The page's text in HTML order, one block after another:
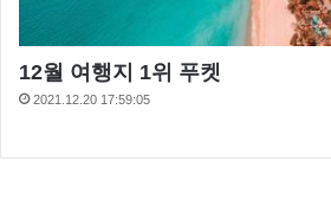
12월 여행지 1위 푸켓
2021.12.20 17:59:05